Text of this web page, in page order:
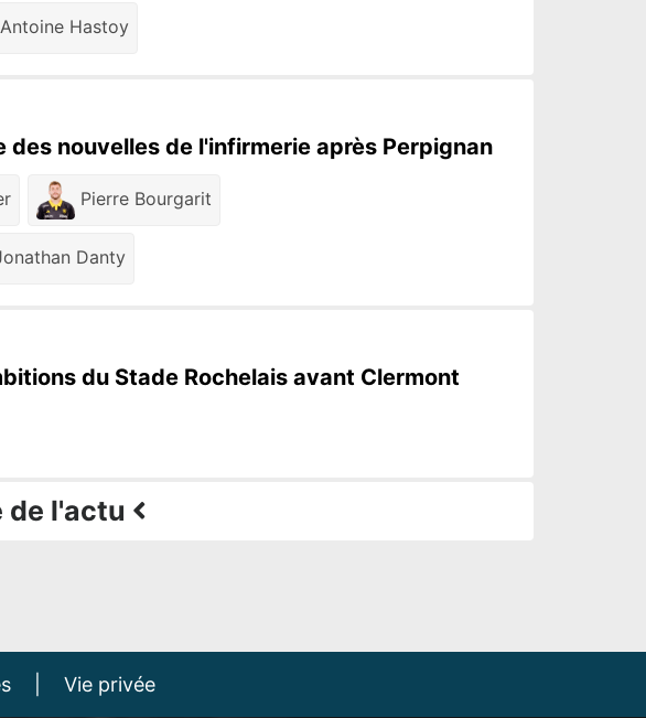
Antoine Hastoy
des nouvelles de l'infirmerie après Perpignan
Pierre Bourgarit
Danty
du Stade Rochelais avant Clermont
de l'actu
Vie privée